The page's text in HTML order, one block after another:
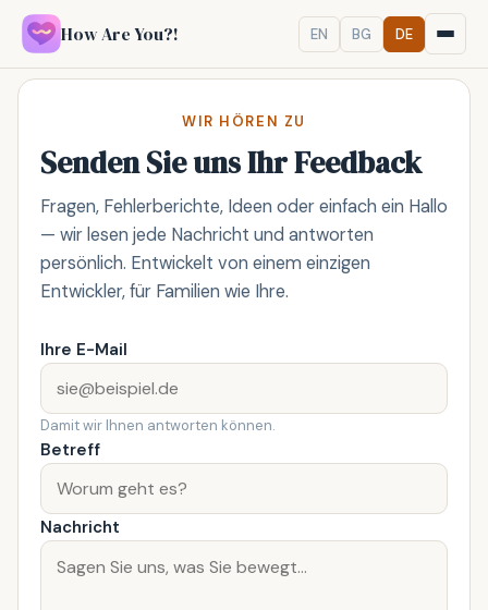
How Are You?! EN BG DE
WIR HÖREN ZU
Senden Sie uns Ihr Feedback
Fragen, Fehlerberichte, Ideen oder einfach ein Hallo
— wir lesen jede Nachricht und antworten
persönlich. Entwickelt von einem einzigen
Entwickler, für Familien wie Ihre.
Ihre E-Mail
Damit wir Ihnen antworten können.
Betreff
Nachricht